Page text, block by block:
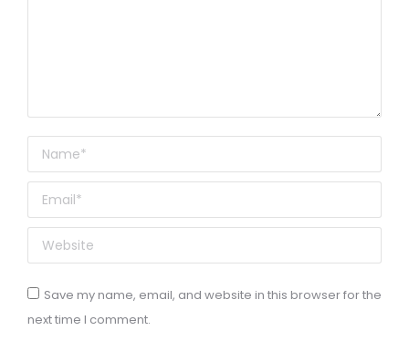
Name *
Email *
Website
Save my name, email, and website in this browser for the
next time I comment.